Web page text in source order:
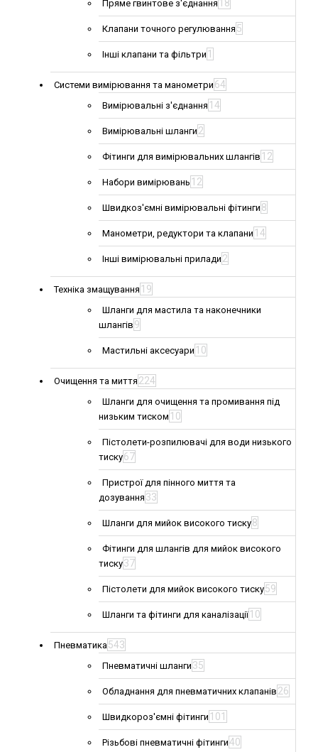
Пряме гвинтове з'єднання 18
Клапани точного регулювання 5
Інші клапани та фільтри 1
Системи вимірювання та манометри 64
Вимірювальні з'єднання 14
Вимірювальні шланги 2
Фітинги для вимірювальних шлангів 12
Набори вимірювань 12
Швидкоз'ємні вимірювальні фітинги 8
Манометри, редуктори та клапани 14
Інші вимірювальні прилади 2
Техніка змащування 19
Шланги для мастила та наконечники
шлангів 9
Мастильні аксесуари 10
Очищення та миття 224
Шланги для очищення та промивання під
низьким тиском 10
Пістолети-розпилювачі для води низького
тиску67
Пристрої для пінного миття та
дозування 33
Шланги для мийок високого тиску8
Фітинги для шлангів для мийок високого
тиску37
Пістолети для мийок високого тиску59
Шланги та фітинги для каналізації 10
Пневматика543
Пневматичні шланги 35
Обладнання для пневматичних клапанів 26
Швидкороз'ємні фітинги 101
Різьбові пневматичні фітинги40